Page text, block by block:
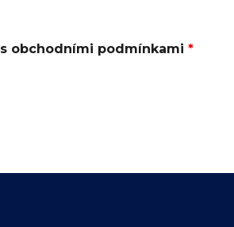
s obchodními podmínkami *